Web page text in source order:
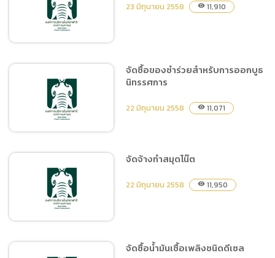
จัดซื้อไอศรีมเอเต้
23 มิถุนายน 2558 visibility 11,910
จัดซื้อของชำร่วยสำหรับการ
ออกบูธนิทรรศการ
จัดซื้อของชำร่วยสำหรับการออกบูธ
นิทรรศการ
22 มิถุนายน 2558 visibility 11,071
จัดจ้างทำสมุดโน๊ต
22 มิถุนายน 2558 visibility 11,950
จัดซื้อน้ำมันเชื้อเพลิงชนิดดีเซล